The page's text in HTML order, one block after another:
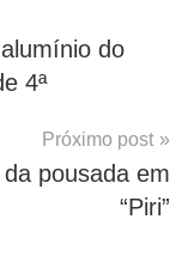
do
4ª
Próximo post
pousada em
“Piri”